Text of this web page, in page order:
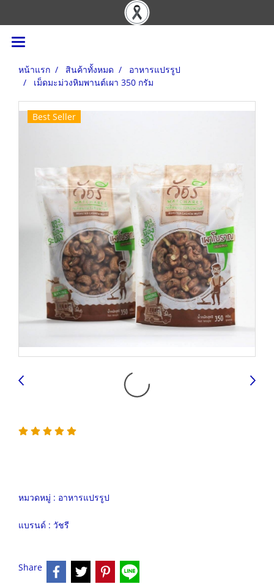
หน้าแรก สินค้าทั้งหมด
อาหารแปรรูป
เม็ดมะม่วงหิมพานต์เผา 350 กรัม
Best Seller
หมวดหมู่ : อาหารแปรรูป
แบรนด์ : วัชรี
Share